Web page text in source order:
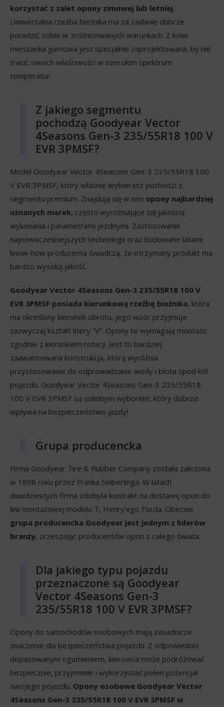
korzystać z zalet opony zimowej lub letniej.
Uniwersalna rzeźba bieżnika ma za zadanie dobrze
poradzić sobie w zróżnicowanych warunkach. Z kolei
mieszanka gumowa jest specjalnie zaprojektowana, by nie
tracić swoich właściwości w szerokim spektrum
temperatur.
Z jakiego segmentu
pochodzą Goodyear Vector
4Seasons Gen-3 235/55R18 100 V
EVR 3PMSF?
Model Goodyear Vector 4Seasons Gen-3 235/55R18 100
V EVR 3PMSF, który właśnie wybierasz pochodzi z
segmentu premium. Znajdują się w nim opony najbardziej
uznanych marek, często wyróżniające się jakością
wykonania i parametrami jezdnymi. Zastosowanie
najnowocześniejszych technologii oraz budowane latami
know-how producenta świadczą, że otrzymany produkt ma
bardzo wysoką jakość.
Goodyear Vector 4Seasons Gen-3 235/55R18 100 V
EVR 3PMSF posiada kierunkową rzeźbę bieżnika, która
ma określony kierunek obrotu, jego wzór przyjmuje
zazwyczaj kształt litery “V”. Opony te wymagają montażu
zgodnie z kierunkiem rotacji. Jest to bardziej
zaawansowana konstrukcja, którą wyróżnia
przystosowanie do odprowadzanie wody i błota spod kół
pojazdu. Goodyear Vector 4Seasons Gen-3 235/55R18
100 V EVR 3PMSF są solidnym wyborem, który dobrze
wpływa na bezpieczeństwo jazdy!
Grupa producencka
Firma Goodyear Tire & Rubber Company została założona
w 1898 roku przez Franka Seiberlinga. W latach
dwudziestych firma zdobyła kontrakt na dostawę opon do
linii montażowej modelu T, Henry'ego Forda. Obecnie
grupa producencka Goodyear jest jednym z liderów
branży, zrzeszając producentów opon z całego świata.
Dla jakiego typu pojazdu
przeznaczone są Goodyear
Vector 4Seasons Gen-3
235/55R18 100 V EVR 3PMSF?
Opony do samochodów osobowych mają zasadnicze
znaczenie dla bezpieczeństwa pojazdu. Z odpowiednio
dopasowanym ogumieniem, kierowca może podróżować
bezpiecznie, przyjemnie i wykorzystać pełen potencjał
swojego pojazdu. Opony osobowe Goodyear Vector
4Seasons Gen-3 235/55R18 100 V EVR 3PMSF w